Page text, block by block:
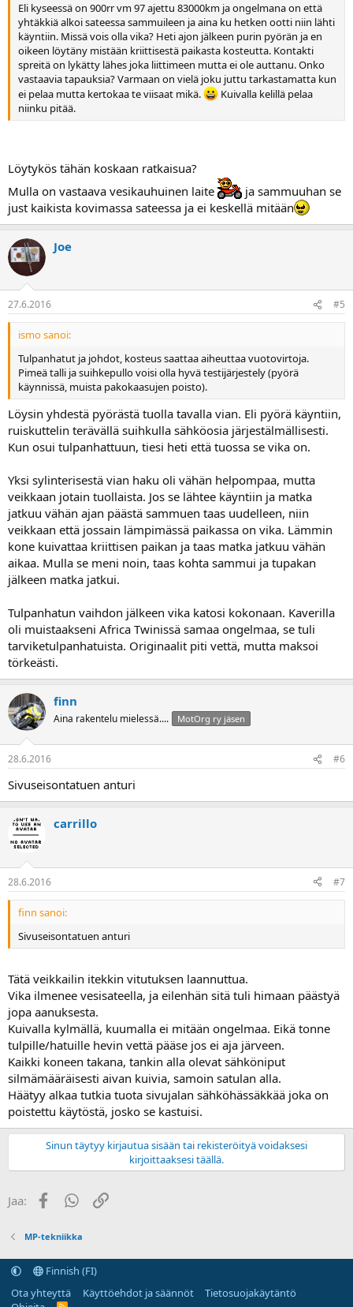
Eli kyseessä on 900rr vm 97 ajettu 83000km ja ongelmana on että
yhtäkkiä alkoi sateessa sammuileen ja aina ku hetken ootti niin lähti
käyntiin. Missä vois olla vika? Heti ajon jälkeen purin pyörän ja en
oikeen löytäny mistään kriittisestä paikasta kosteutta. Kontakti
spreitä on lykätty lähes joka liittimeen mutta ei ole auttanu. Onko
vastaavia tapauksia? Varmaan on vielä joku juttu tarkastamatta kun
ei pelaa mutta kertokaa te viisaat mikä.
Kuivalla kelillä pelaa
niinku pitää.
Löytykös tähän koskaan ratkaisua?
Mulla on vastaava vesikauhuinen laite
ja sammuuhan se
just kaikista kovimassa sateessa ja ei keskellä mitään
Joe
27.6.2016 #5
ismo sanoi:
Tulpanhatut ja johdot, kosteus saattaa aiheuttaa vuotovirtoja.
Pimeä talli ja suihkepullo voisi olla hyvä testijärjestely (pyörä
käynnissä, muista pakokaasujen poisto).
Löysin yhdestä pyörästä tuolla tavalla vian. Eli pyörä käyntiin,
ruiskuttelin terävällä suihkulla sähköosia järjestälmällisesti.
Kun osui tulpanhattuun, tiesi heti että tuossa se vika on.
Yksi sylinterisestä vian haku oli vähän helpompaa, mutta
veikkaan jotain tuollaista. Jos se lähtee käyntiin ja matka
jatkuu vähän ajan päästä sammuen taas uudelleen, niin
veikkaan että jossain lämpimässä paikassa on vika. Lämmin
kone kuivattaa kriittisen paikan ja taas matka jatkuu vähän
aikaa. Mulla se meni noin, taas kohta sammui ja tupakan
jälkeen matka jatkui.
Tulpanhatun vaihdon jälkeen vika katosi kokonaan. Kaverilla
oli muistaakseni Africa Twinissä samaa ongelmaa, se tuli
tarviketulpanhatuista. Originaalit piti vettä, mutta maksoi
törkeästi.
finn
Aina rakentelu mielessä.... MotOrg ry jäsen
28.6.2016 #6
Sivuseisontatuen anturi
carrillo
28.6.2016 #7
finn sanoi:
Sivuseisontatuen anturi
Tätä veikkailin itekkin vitutuksen laannuttua.
Vika ilmenee vesisateella, ja eilenhän sitä tuli himaan päästyä
jopa aanuksesta.
Kuivalla kylmällä, kuumalla ei mitään ongelmaa. Eikä tonne
tulpille/hatuille hevin vettä pääse jos ei aja järveen.
Kaikki koneen takana, tankin alla olevat sähköniput
silmämääräisesti aivan kuivia, samoin satulan alla.
Häätyy alkaa tutkia tuota sivujalan sähköhässäkkää joka on
poistettu käytöstä, josko se kastuisi.
Sinun täytyy kirjautua sisään tai rekisteröityä voidaksesi
kirjoittaaksesi täällä.
Jaa: FacebookWhatsApp
Linkki
MP-tekniikka
Finnish (FI)
Ota yhteyttä
Käyttöehdot ja säännöt
Tietosuojakäytäntö